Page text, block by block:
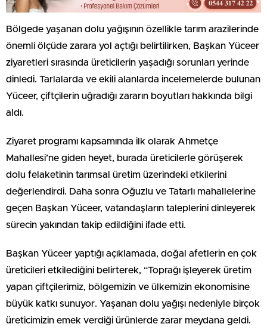
Bölgede yaşanan dolu yağışının özellikle tarım arazilerinde
önemli ölçüde zarara yol açtığı belirtilirken, Başkan Yüceer
ziyaretleri sırasında üreticilerin yaşadığı sorunları yerinde
dinledi. Tarlalarda ve ekili alanlarda incelemelerde bulunan
Yüceer, çiftçilerin uğradığı zararın boyutları hakkında bilgi
aldı.
Ziyaret programı kapsamında ilk olarak Ahmetçe
Mahallesi’ne giden heyet, burada üreticilerle görüşerek
dolu felaketinin tarımsal üretim üzerindeki etkilerini
değerlendirdi. Daha sonra Oğuzlu ve Tatarlı mahallelerine
geçen Başkan Yüceer, vatandaşların taleplerini dinleyerek
sürecin yakından takip edildiğini ifade etti.
Başkan Yüceer yaptığı açıklamada, doğal afetlerin en çok
üreticileri etkilediğini belirterek, “Toprağı işleyerek üretim
yapan çiftçilerimiz, bölgemizin ve ülkemizin ekonomisine
büyük katkı sunuyor. Yaşanan dolu yağışı nedeniyle birçok
üreticimizin emek verdiği ürünlerde zarar meydana geldi.